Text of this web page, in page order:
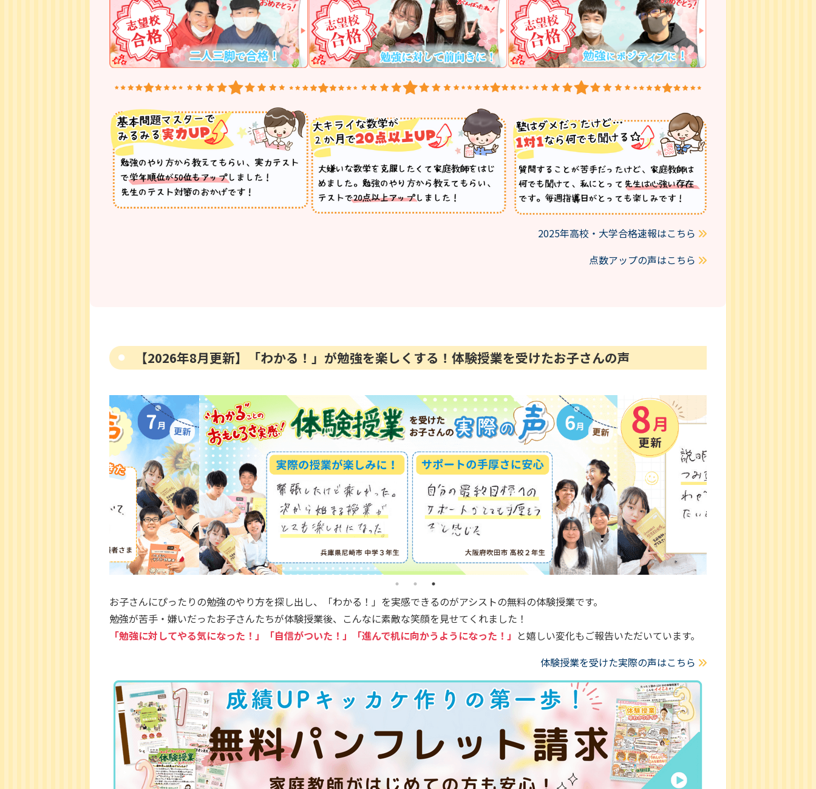
2025年高校・大学合格速報はこちら
点数アップの声はこちら
【2026年8月更新】「わかる！」が勉強を楽しくする！体験授業を受けたお子さんの声
お子さんにぴったりの勉強のやり方を探し出し、「わかる！」を実感できるのがアシストの無料の体験授業です。
勉強が苦手・嫌いだったお子さんたちが体験授業後、こんなに素敵な笑顔を見せてくれました！
「勉強に対してやる気になった！」「自信がついた！」「進んで机に向かうようになった！」 と嬉しい変化もご報告いただいています。
体験授業を受けた実際の声はこちら